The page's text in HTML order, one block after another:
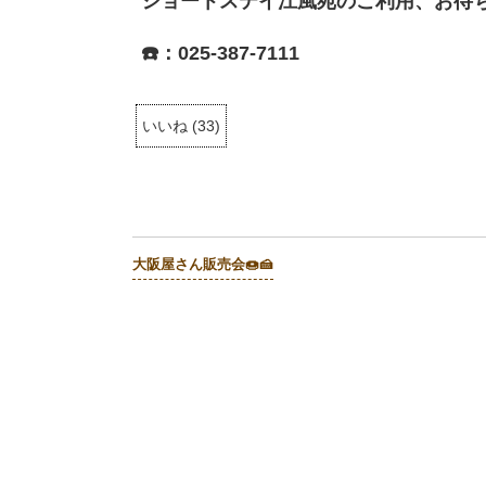
☎️：025-387-7111
いいね (33)
大阪屋さん販売会🍩🍰